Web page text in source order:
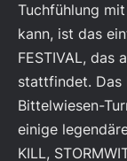
Tuchfühlung
kann, ist das
FESTIVAL, das
stattfindet. Das
Bittelwiesen-
einige
KILL,